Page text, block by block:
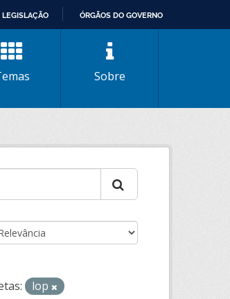
LEGISLAÇÃO ÓRGÃOS DO GOVERNO
Sobre
lop